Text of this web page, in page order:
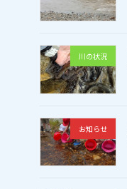
川の状況
お知らせ